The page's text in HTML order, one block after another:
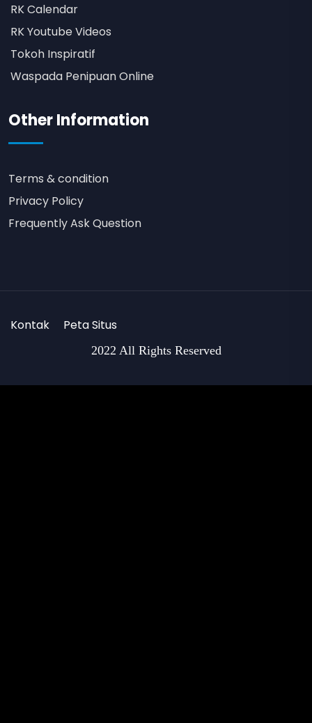
RK Calendar
RK Youtube Videos
Tokoh Inspiratif
Waspada Penipuan Online
Other Information
Terms & condition
Privacy Policy
Frequently Ask Question
2022 All Rights Reserved
Kontak Peta Situs